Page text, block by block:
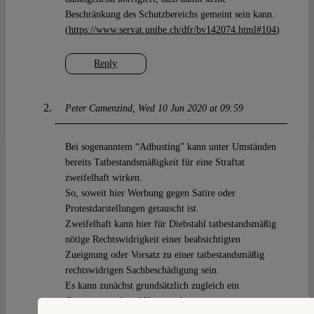
Reply
Beschränkung des Schutzbereichs gemeint sein kann.
(https://www.servat.unibe.ch/dfr/bv142074.html#104)
Peter Camenzind Wed 10 Jun 2020 at 09:59
Bei sogenanntem “Adbusting” kann unter Umständen
bereits Tatbestandsmäßigkeit für eine Straftat
zweifelhaft wirken.
So, soweit hier Werbung gegen Satire oder
Protestdarstellungen getauscht ist.
Zweifelhaft kann hier für Diebstahl tatbestandsmäßig
nötige Rechtswidrigkeit einer beabsichtigten
Zueignung oder Vorsatz zu einer tatbestandsmäßig
rechtswidrigen Sachbeschädigung sein.
Es kann zunächst grundsätzlich zugleich ein
Gegenanspruch auf Herausgabe von